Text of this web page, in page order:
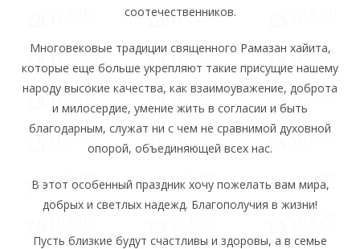
соотечественников.
Многовековые традиции священного Рамазан хайита,
которые еще больше укрепляют такие присущие нашему
народу высокие качества, как взаимоуважение, доброта
и милосердие, умение жить в согласии и быть
благодарным, служат ни с чем не сравнимой духовной
опорой, объединяющей всех нас.
В этот особенный праздник хочу пожелать вам мира,
добрых и светлых надежд. Благополучия в жизни!
Пусть близкие будут счастливы и здоровы, а в семье